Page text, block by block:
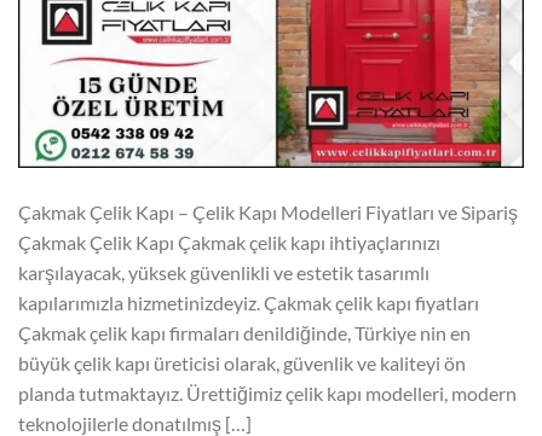
Çakmak Çelik Kapı – Çelik Kapı Modelleri Fiyatları ve Sipariş
Çakmak Çelik Kapı Çakmak çelik kapı ihtiyaçlarınızı
karşılayacak, yüksek güvenlikli ve estetik tasarımlı
kapılarımızla hizmetinizdeyiz. Çakmak çelik kapı fiyatları
Çakmak çelik kapı firmaları denildiğinde, Türkiye nin en
büyük çelik kapı üreticisi olarak, güvenlik ve kaliteyi ön
planda tutmaktayız. Ürettiğimiz çelik kapı modelleri, modern
teknolojilerle donatılmış […]